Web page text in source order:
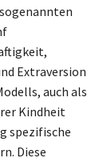
Extraversion
auch als
Kindheit
spezifische
Diese